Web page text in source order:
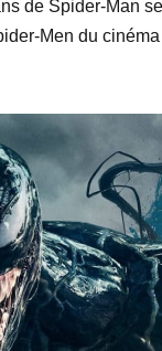
de Spider-Man
Men du cinéma